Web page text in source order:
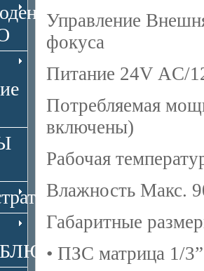
Управление
фокуса
Питание 24V AC/
Потребляемая
включены)
Рабочая
Влажность Макс.
Габаритные
• ПЗС матрица 1/